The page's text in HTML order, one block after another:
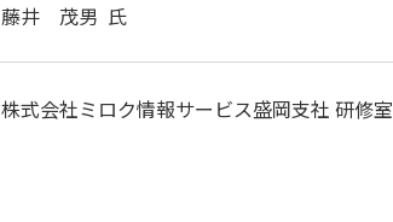
藤井 茂男 氏
株式会社ミロク情報サービス盛岡支社 研修室